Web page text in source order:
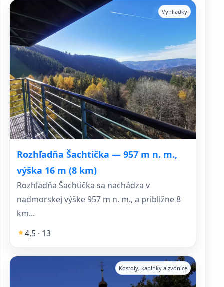
Rozhľadňa Šachtička — 957 m n. m.,
výška 16 m (8 km)
Vyhliadky
Rozhľadňa Šachtička sa nachádza v
nadmorskej výške 957 m n. m., a približne 8
km...
4,5 · 13
Kostoly, kaplnky a zvonice